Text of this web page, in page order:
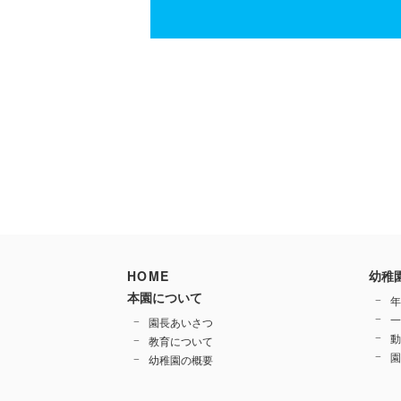
HOME
本園について
園長あいさつ
教育について
幼稚園の概要
幼稚